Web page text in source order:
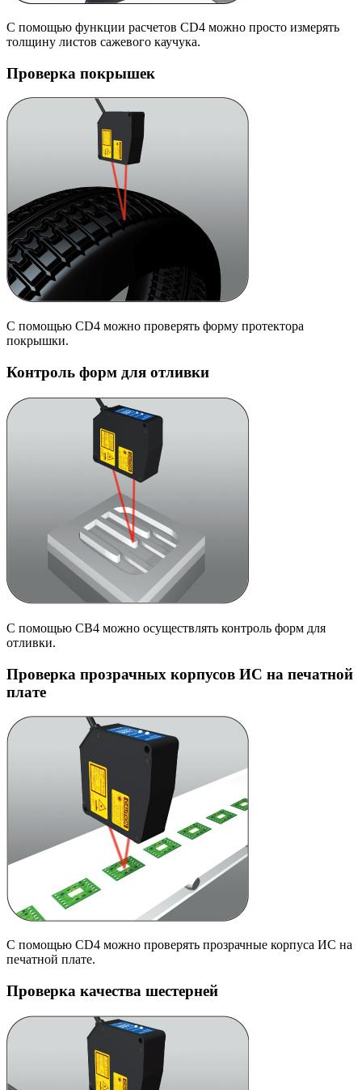
С помощью функции расчетов CD4 можно просто измерять
толщину листов сажевого каучука.
Проверка покрышек
С помощью CD4 можно проверять форму протектора
покрышки.
Контроль форм для отливки
С помощью СВ4 можно осуществлять контроль форм для
отливки.
Проверка прозрачных корпусов ИС на печатной
плате
С помощью CD4 можно проверять прозрачные корпуса ИС на
печатной плате.
Проверка качества шестерней